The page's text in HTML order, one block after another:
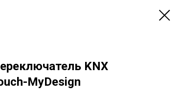
KNX
MyDesign